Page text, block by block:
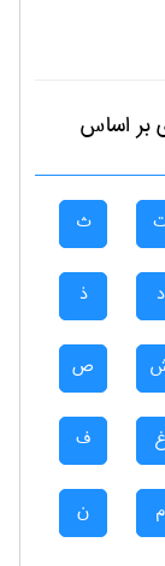
بر اساس
ث
د ذ
ص
غ ف
م ن